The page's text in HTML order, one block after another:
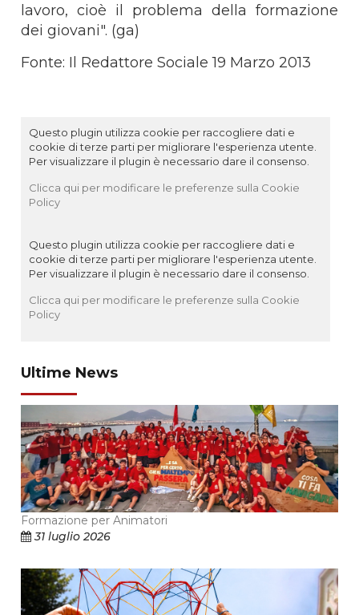
lavoro, cioè il problema della formazione
dei giovani". (ga)
Fonte: Il Redattore Sociale 19 Marzo 2013
Questo plugin utilizza cookie per raccogliere dati e
cookie di terze parti per migliorare l'esperienza utente.
Per visualizzare il plugin è necessario dare il consenso.
Clicca qui per modificare le preferenze sulla Cookie
Policy
Questo plugin utilizza cookie per raccogliere dati e
cookie di terze parti per migliorare l'esperienza utente.
Per visualizzare il plugin è necessario dare il consenso.
Clicca qui per modificare le preferenze sulla Cookie
Policy
Ultime News
Formazione per Animatori
31 luglio 2026